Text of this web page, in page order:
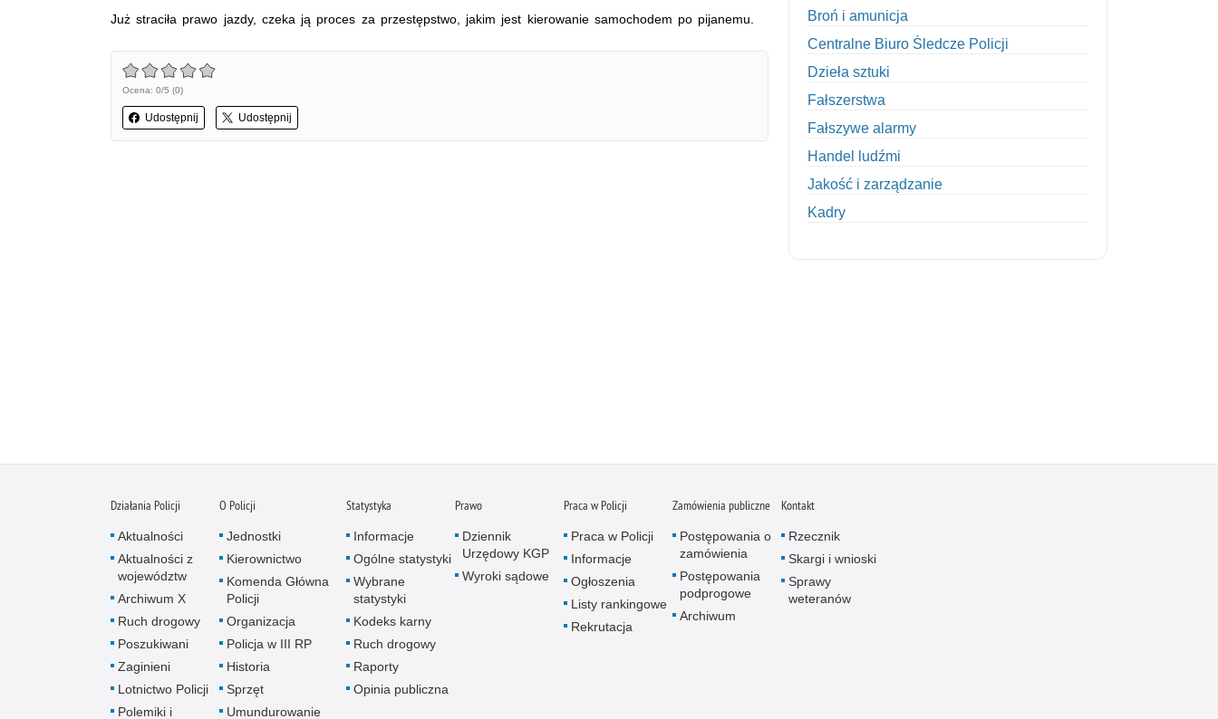
Już straciła prawo jazdy, czeka ją proces za przestępstwo, jakim jest kierowanie samochodem po pijanemu.
Ocena: 0/5 (0)
Udostępnij Udostępnij
Broń i amunicja
Centralne Biuro Śledcze Policji
Dzieła sztuki
Fałszerstwa
Fałszywe alarmy
Handel ludźmi
Jakość i zarządzanie
Kadry
Nietrzeźwi kierujący
Nietrzeźwi opiekunowie
Działania Policji
Aktualności
Aktualności z
województw
Archiwum X
Ruch drogowy
Poszukiwani
Zaginieni
Lotnictwo Policji
Polemiki i
O Policji
Jednostki
Kierownictwo
Komenda Główna
Policji
Organizacja
Policja w III RP
Historia
Sprzęt
Umundurowanie
Statystyka
Informacje
Ogólne statystyki
Wybrane
statystyki
Kodeks karny
Ruch drogowy
Raporty
Opinia publiczna
Prawo
Dziennik
Urzędowy KGP
Wyroki sądowe
Praca w Policji
Praca w Policji
Informacje
Ogłoszenia
Listy rankingowe
Rekrutacja
Zamówienia publiczne
Postępowania o
zamówienia
Postępowania
podprogowe
Archiwum
Kontakt
Rzecznik
Skargi i wnioski
Sprawy
weteranów